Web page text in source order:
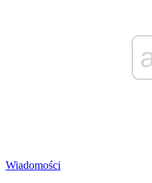
Wiadomości